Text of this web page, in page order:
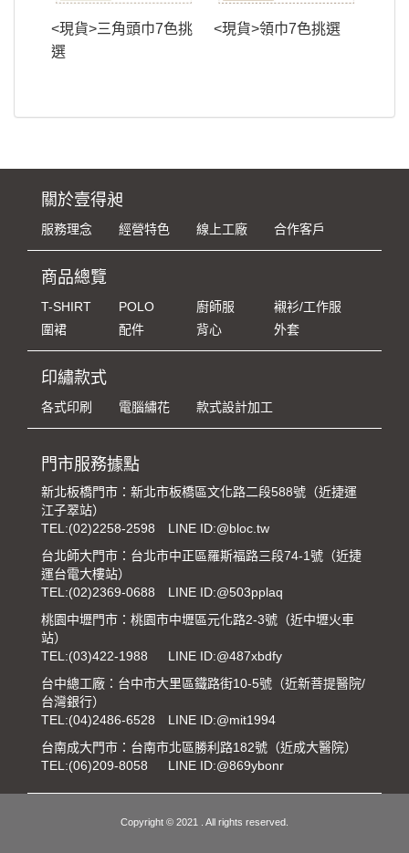
<現貨>三角頭巾7色挑
選
<現貨>領巾7色挑選
關於壹得昶
服務理念 經營特色 線上工廠 合作客戶
商品總覽
T-SHIRT POLO 廚師服
襯衫/工作服
圍裙
配件 背心 外套
印繡款式
各式印刷 電腦繡花 款式設計加工
門市服務據點
新北板橋門市：新北市板橋區文化路二段588號（近捷運
江子翠站）
TEL:(02)2258-2598
LINE ID:@bloc.tw
台北師大門市：台北市中正區羅斯福路三段74-1號（近捷
運台電大樓站）
TEL:(02)2369-0688
LINE ID:@503pplaq
桃園中壢門市：桃園市中壢區元化路2-3號（近中壢火車
站）
TEL:(03)422-1988
LINE ID:@487xbdfy
台中總工廠：台中市大里區鐵路街10-5號（近新菩提醫院/
台灣銀行）
TEL:(04)2486-6528
LINE ID:@mit1994
台南成大門市：台南市北區勝利路182號（近成大醫院）
TEL:(06)209-8058 LINE ID:@869ybonr
Copyright © 2021 . All rights reserved.